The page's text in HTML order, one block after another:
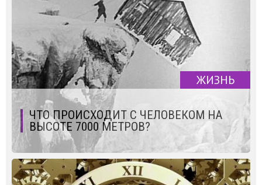
ЖИЗНЬ
ЧТО ПРОИСХОДИТ С ЧЕЛОВЕКОМ НА
ВЫСОТЕ 7000 МЕТРОВ?